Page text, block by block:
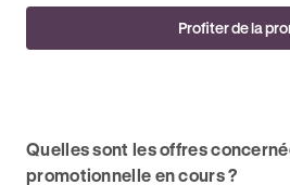
Profiter de la
Quelles sont les offres
promotionnelle en cours ?